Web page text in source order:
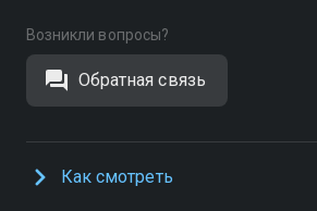
Возникли вопросы?
Обратная связь
Как смотреть